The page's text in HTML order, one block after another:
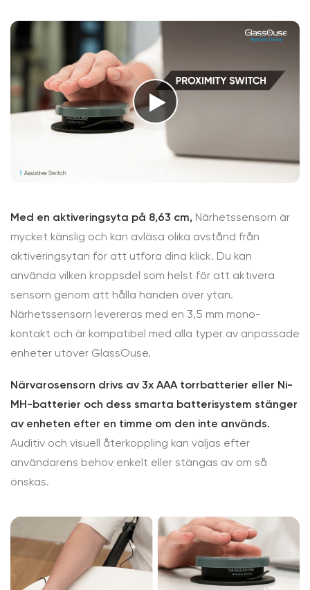
Med en aktiveringsyta på 8,63 cm, Närhetssensorn är
mycket känslig och kan avläsa olika avstånd från
aktiveringsytan för att utföra dina klick. Du kan
använda vilken kroppsdel som helst för att aktivera
sensorn genom att hålla handen över ytan.
Närhetssensorn levereras med en 3,5 mm mono-
kontakt och är kompatibel med alla typer av anpassade
enheter utöver GlassOuse.
Närvarosensorn drivs av 3x AAA torrbatterier eller Ni-
MH-batterier och dess smarta batterisystem stänger
av enheten efter en timme om den inte används.
Auditiv och visuell återkoppling kan väljas efter
användarens behov enkelt eller stängas av om så
önskas.